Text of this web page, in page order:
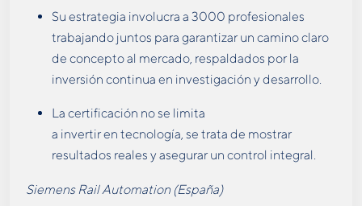
Su estrategia involucra a 3000 profesionales
trabajando juntos para garantizar un camino claro
de concepto al mercado, respaldados por la
inversión continua en investigación y desarrollo.
La certificación no se limita
a invertir en tecnología, se trata de mostrar
resultados reales y asegurar un control integral.
Siemens Rail Automation (España)